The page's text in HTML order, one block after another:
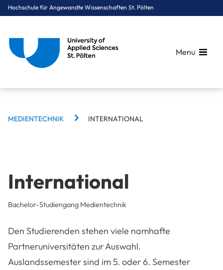
Hochschule für Angewandte Wissenschaften St. Pölten
Menu
You are here:
BREADCRUMBS
MEDIENTECHNIK INTERNATIONAL
International
Bachelor-Studiengang Medientechnik
Den Studierenden stehen viele namhafte
Partneruniversitäten zur Auswahl.
Auslandssemester sind im 5. oder 6. Semester